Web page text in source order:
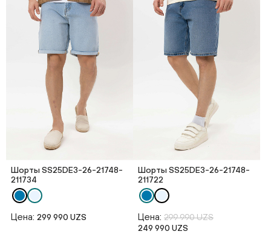
Шорты SS25DE3-26-21748-
211734
Цена: 299 990 UZS
Шорты SS25DE3-26-21748-
211722
Цена: 299 990 UZS
249 990 UZS